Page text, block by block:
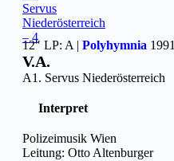
Servus
Niederösterreich
– 4
12″ LP: A | Polyhymnia 1991
V.A.
A1. Servus Niederösterreich
Interpret
Polizeimusik Wien
Leitung: Otto Altenburger